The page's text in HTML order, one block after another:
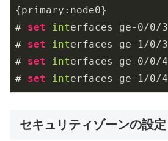
{primary:node0}
# set interfaces ge-0/0/3
# set interfaces ge-1 /0/3
# set interfaces ge-0/0/4
# set interfaces ge-1 /0/4
セキュリティゾーンの設定